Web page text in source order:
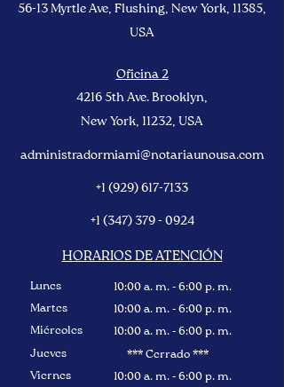
56-13 Myrtle Ave, Flushing, New York, 11385,
USA
Oficina 2
4216 5th Ave. Brooklyn,
New York, 11232, USA
administradormiami@notariaunousa.com
+1 (929) 617-7133
+1 (347) 379 - 0924
HORARIOS DE ATENCIÓN
Lunes
Martes
Miércoles
10:00 a. m. - 6:00 p. m.
10:00 a. m. - 6:00 p. m.
10:00 a. m. - 6:00 p. m.
Jueves
Viernes
*** Cerrado ***
10:00 a. m. - 6:00 p. m.